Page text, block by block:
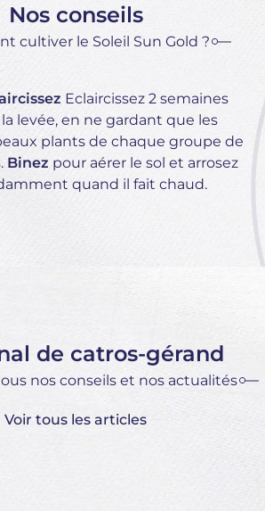
Nos conseils
cultiver le Soleil Sun Gold ?
Eclaircissez 2 semaines
levée, en ne gardant que les
plants de chaque groupe de
Binez pour aérer le sol et arrosez
quand il fait chaud.
de catros-gérand
nos conseils et nos actualités
Voir tous les articles